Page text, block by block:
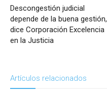
Descongestión judicial
depende de la buena gestión,
dice Corporación Excelencia
en la Justicia
Artículos relacionados